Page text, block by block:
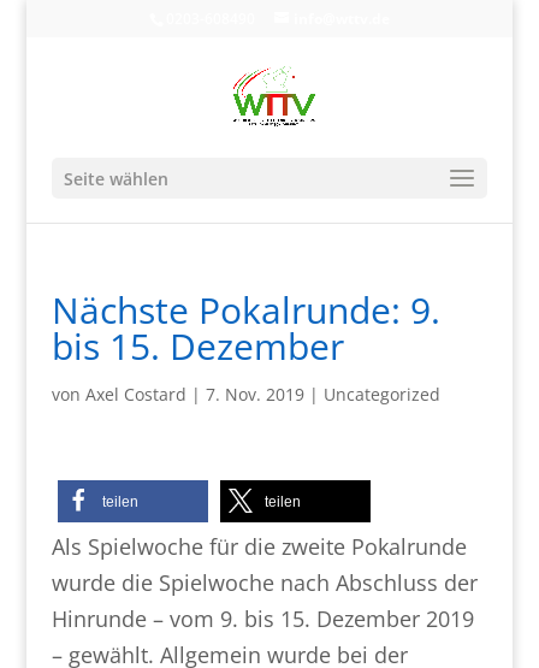
Seite wählen
Nächste Pokalrunde: 9.
bis 15. Dezember
von Axel Costard | 7. Nov. 2019| Uncategorized
teilen teilen
Als Spielwoche für die zweite Pokalrunde
wurde die Spielwoche nach Abschluss der
Hinrunde – vom 9. bis 15. Dezember 2019
– gewählt. Allgemein wurde bei der